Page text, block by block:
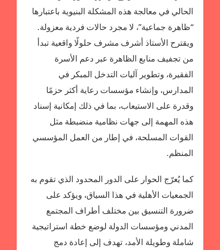
الحالي في معالجة هذه المشكلة البنيوية باعتبارها
“ظاهرة جماعية”، لا مجرد حالات فردية معزولة.
ويقترح الأستاذ أشرف مشرف حلولًا واقعية تبدأ
من تجفيف منابع الظاهرة عبر دعم الأسرة
الفقيرة، وتطوير آليات التدخل المبكر في
المدارس، وإنشاء مؤسسات رعاية أكثر حزمًا
وقدرة على الاستيعاب، بما في ذلك إمكانية إسناد
هذه المهمة إلى جهات نظامية منضبطة مثل
القوات المسلحة، في إطار من العمل المؤسسي
المنظم.
كما يُعرّج الحوار على الدور المحدود الذي تقوم به
الجمعيات الأهلية في هذا السياق، ويؤكد على
ضرورة التنسيق بين مختلف أطراف المجتمع
المدني ومؤسسات الدولة لوضع خطة استراتيجية
شاملة وطويلة الأمد، تهدف إلى إعادة دمج